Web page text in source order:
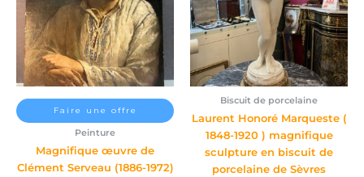
Faire une offre
Peinture
Magnifique œuvre de
Clément Serveau (1886-1972)
Biscuit de porcelaine
Laurent Honoré Marqueste (
1848-1920 ) magnifique
sculpture en biscuit de
porcelaine de Sèvres